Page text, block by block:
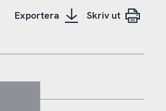
Exportera Skriv ut